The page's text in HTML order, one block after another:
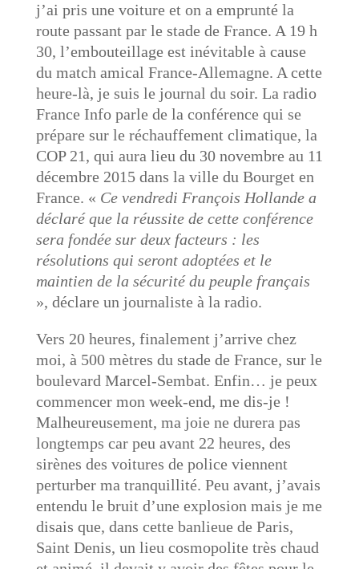
j’ai pris une voiture et on a emprunté la
route passant par le stade de France. A 19 h
30, l’embouteillage est inévitable à cause
du match amical France-Allemagne. A cette
heure-là, je suis le journal du soir. La radio
France Info parle de la conférence qui se
prépare sur le réchauffement climatique, la
COP 21, qui aura lieu du 30 novembre au 11
décembre 2015 dans la ville du Bourget en
France. « Ce vendredi François Hollande a
déclaré que la réussite de cette conférence
sera fondée sur deux facteurs : les
résolutions qui seront adoptées et le
maintien de la sécurité du peuple français
», déclare un journaliste à la radio.
Vers 20 heures, finalement j’arrive chez
moi, à 500 mètres du stade de France, sur le
boulevard Marcel-Sembat. Enfin… je peux
commencer mon week-end, me dis-je !
Malheureusement, ma joie ne durera pas
longtemps car peu avant 22 heures, des
sirènes des voitures de police viennent
perturber ma tranquillité. Peu avant, j’avais
entendu le bruit d’une explosion mais je me
disais que, dans cette banlieue de Paris,
Saint Denis, un lieu cosmopolite très chaud